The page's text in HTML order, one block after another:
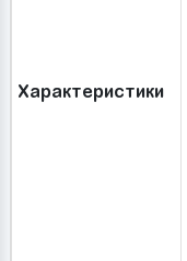
Характеристики